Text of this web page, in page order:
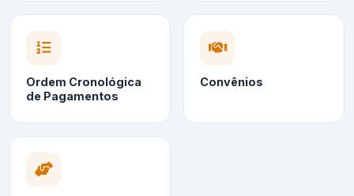
Ordem Cronológica
de Pagamentos
Convênios